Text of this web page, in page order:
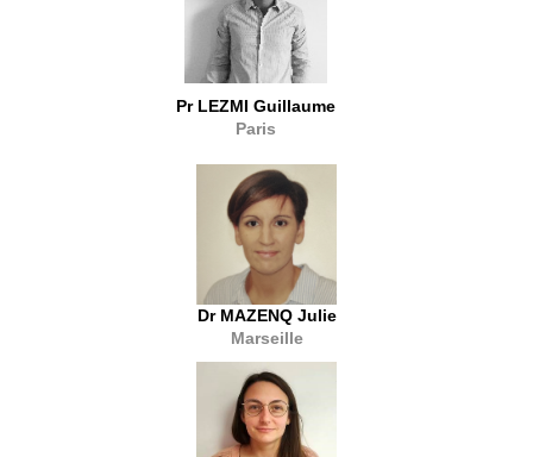
Pr LEZMI Guillaume
Paris
Dr MAZENQ Julie
Marseille